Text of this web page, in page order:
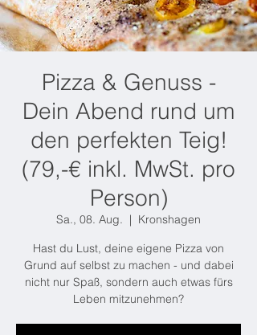
Pizza & Genuss -
Dein Abend rund um
den perfekten Teig!
(79,-€ inkl. MwSt. pro
Person)
Sa., 08. Aug.
  |
Kronshagen
Hast du Lust, deine eigene Pizza von
Grund auf selbst zu machen - und dabei
nicht nur Spaß, sondern auch etwas fürs
Leben mitzunehmen?